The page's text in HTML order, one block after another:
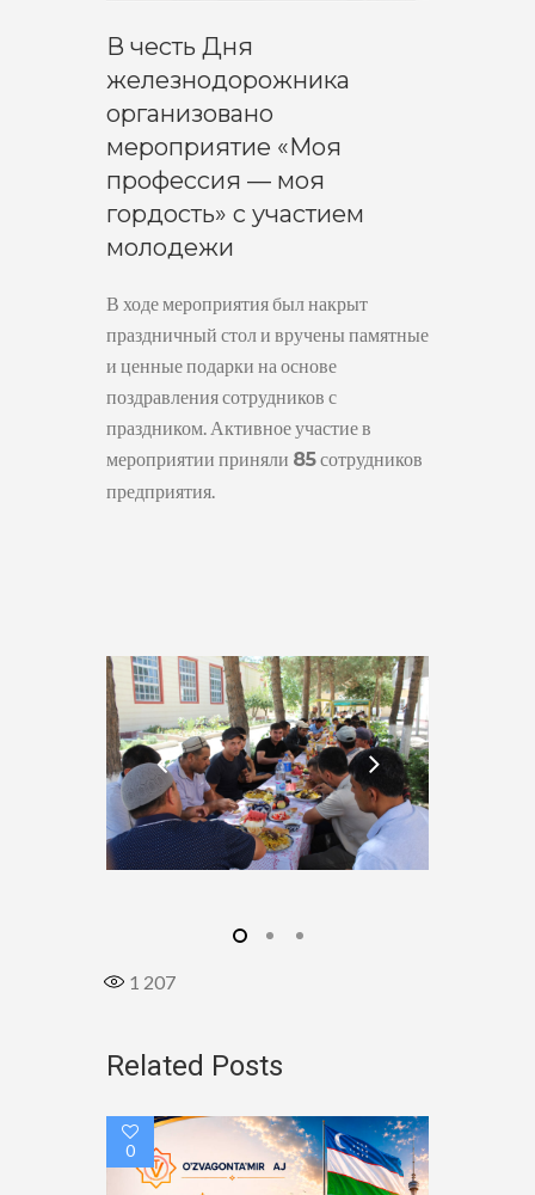
В честь Дня
железнодорожника
организовано
мероприятие «Моя
профессия — моя
гордость» с участием
молодежи
В ходе мероприятия был накрыт
праздничный стол и вручены памятные
и ценные подарки на основе
поздравления сотрудников с
праздником. Активное участие в
мероприятии приняли 85сотрудников
предприятия.
1 207
Related Posts
0